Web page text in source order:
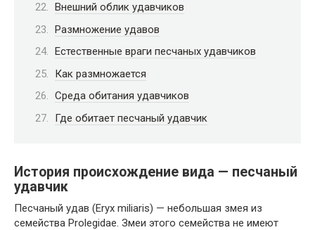
Внешний облик удавчиков
Размножение удавов
Естественные враги песчаных удавчиков
Как размножается
Среда обитания удавчиков
Где обитает песчаный удавчик
История происхождение вида — песчаный
удавчик
Песчаный удав (Eryx miliaris) — небольшая змея из
семейства Prolegidae. Змеи этого семейства не имеют